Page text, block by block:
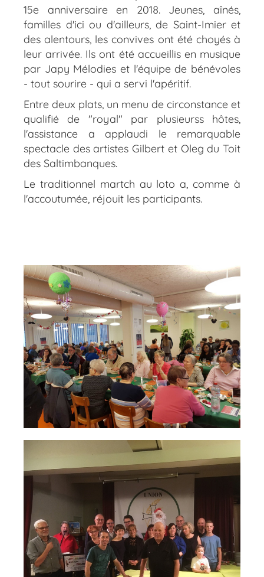
15e anniversaire en 2018. Jeunes, aînés,
familles d'ici ou d'ailleurs, de Saint-Imier et
des alentours, les convives ont été choyés à
leur arrivée. Ils ont été accueillis en musique
par Japy Mélodies et l'équipe de bénévoles
- tout sourire - qui a servi l'apéritif.
Entre deux plats, un menu de circonstance et
qualifié de "royal" par plusieurss hôtes,
l'assistance a applaudi le remarquable
spectacle des artistes Gilbert et Oleg du Toit
des Saltimbanques.
Le traditionnel martch au loto a, comme à
l'accoutumée, réjouit les participants.